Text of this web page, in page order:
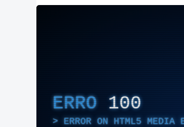
ERRO 100
ERROR ON HTML5 MEDIA